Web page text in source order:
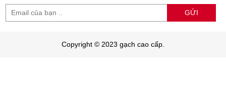
GỬI
Copyright © 2023 gạch cao cấp.